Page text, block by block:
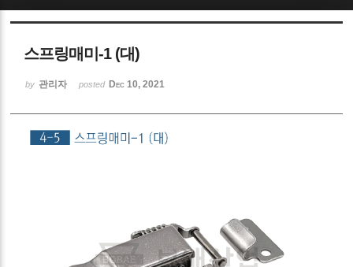
스프링매미-1 (대)
by 관리자 posted Dec 10, 2021
Sketchbook5, 스케치북5